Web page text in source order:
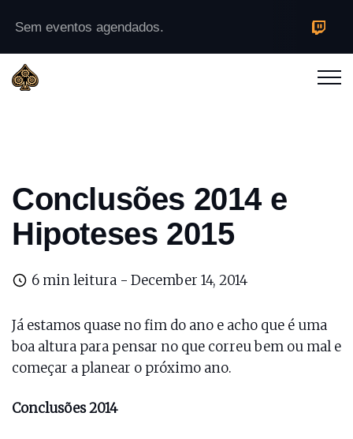
Sem eventos agendados.
Conclusões 2014 e
Hipoteses 2015
6 min leitura - December 14, 2014
Já estamos quase no fim do ano e acho que é uma
boa altura para pensar no que correu bem ou mal e
começar a planear o próximo ano.
Conclusões 2014